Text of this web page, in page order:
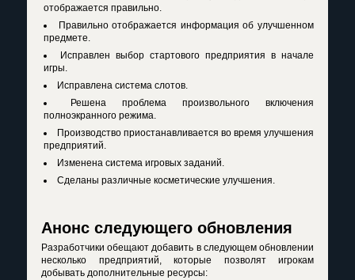
отображается правильно.
Правильно отображается информация об улучшенном
предмете.
Исправлен выбор стартового предприятия в начале
игры.
Исправлена система слотов.
Решена проблема произвольного включения
полноэкранного режима.
Производство приостанавливается во время улучшения
предприятий.
Изменена система игровых заданий.
Сделаны различные косметические улучшения.
Анонс следующего обновления
Разработчики обещают добавить в следующем обновлении
несколько предприятий, которые позволят игрокам
добывать дополнительные ресурсы: